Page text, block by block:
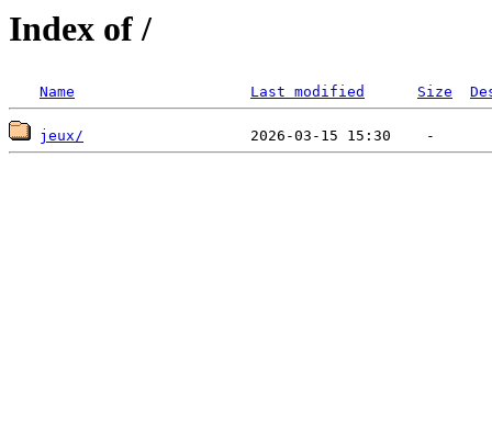
Index of /
Name Last modified Size
jeux/